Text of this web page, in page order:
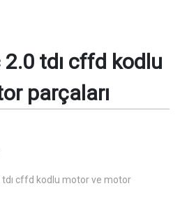
tdı cffd kodlu
parçaları
tdı cffd kodlu motor ve motor